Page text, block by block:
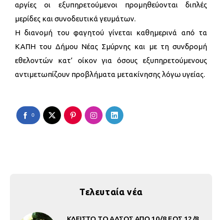
αργίες οι εξυπηρετούμενοι προμηθεύονται διπλές
μερίδες και συνοδευτικά γευμάτων.
Η διανομή του φαγητού γίνεται καθημερινά από τα
ΚΑΠΗ του Δήμου Νέας Σμύρνης και με τη συνδρομή
εθελοντών κατ’ οίκον για όσους εξυπηρετούμενους
αντιμετωπίζουν προβλήματα μετακίνησης λόγω υγείας.
0
Τελευταία νέα